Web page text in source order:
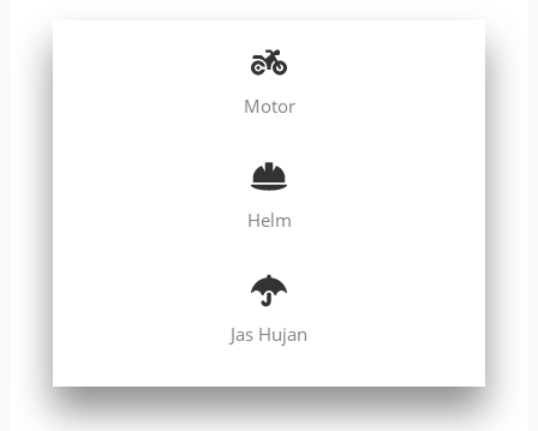
Motor
Helm
Jas Hujan